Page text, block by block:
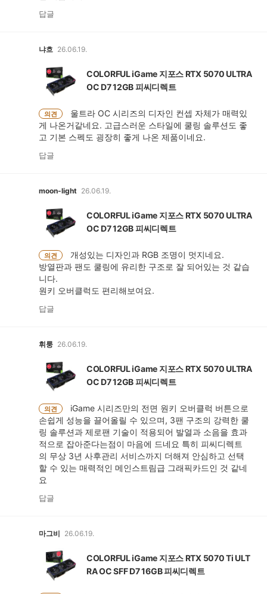
답글
냐흐 26.06.19.
COLORFUL iGame 지포스 RTX 5070 ULTRA
OC D7 12GB 피씨디렉트
의견
울트라 OC 시리즈의 디자인 컨셉 자체가 매력있
게 나온거같네요. 고급스러운 스타일에 쿨링 솔루션도 좋
고 기본 스펙도 굉장히 좋게 나온 제품이네요.
답글
moon-light 26.06.19.
COLORFUL iGame 지포스 RTX 5070 ULTRA
OC D7 12GB 피씨디렉트
의견
개성있는 디자인과 RGB 조명이 멋지네요.
방열판과 팬도 쿨링에 유리한 구조로 잘 되어있는 것 같습
니다.
원키 오버클럭도 편리해보여요.
답글
휘룽 26.06.19.
COLORFUL iGame 지포스 RTX 5070 ULTRA
OC D7 12GB 피씨디렉트
의견
iGame 시리즈만의 전면 원키 오버클럭 버튼으로
손쉽게 성능을 끌어올릴 수 있으며, 3팬 구조의 강력한 쿨
링 솔루션과 제로팬 기술이 적용되어 발열과 소음을 효과
적으로 잡아준다는점이 마음에 드네요 특히 피씨디렉트
의 무상 3년 사후관리 서비스까지 더해져 안심하고 선택
할 수 있는 매력적인 메인스트림급 그래픽카드인 것 같네
요
답글
마그비 26.06.19.
COLORFUL iGame 지포스 RTX 5070 Ti ULT
RA OC SFF D7 16GB 피씨디렉트